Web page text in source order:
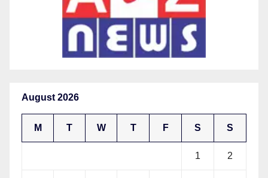
August 2026
M T W T F S S
1 2